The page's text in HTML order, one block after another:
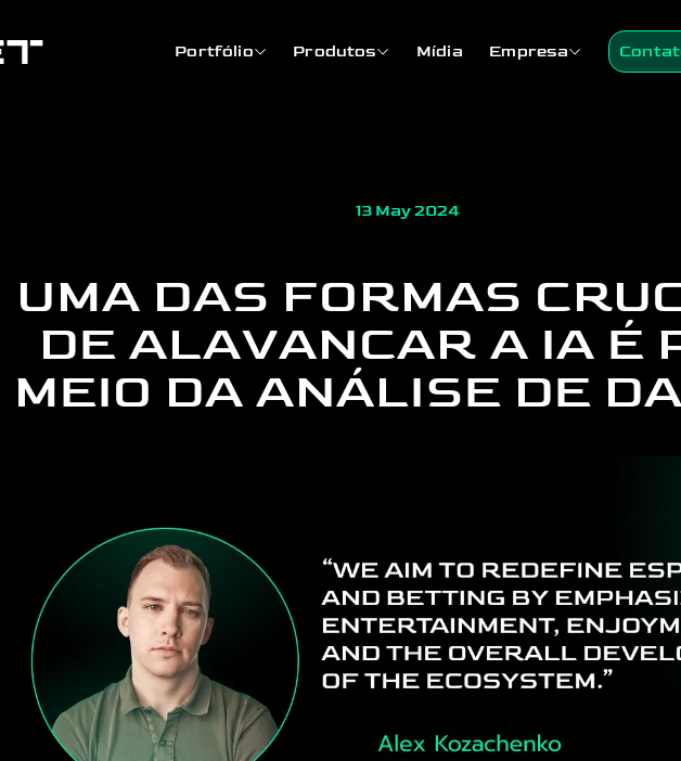
Portfólio Produtos Mídia Empresa
13 May 2024
UMA DAS FORMAS
DE ALAVANCAR A IA É
MEIO DA ANÁLISE DE